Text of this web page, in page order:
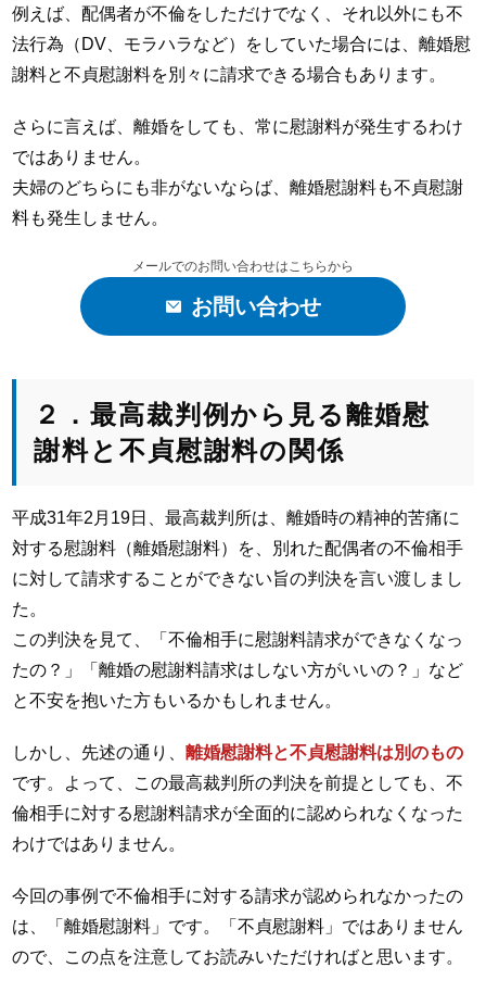
例えば、配偶者が不倫をしただけでなく、それ以外にも不
法行為（DV、モラハラなど）をしていた場合には、離婚慰
謝料と不貞慰謝料を別々に請求できる場合もあります。
さらに言えば、離婚をしても、常に慰謝料が発生するわけ
ではありません。
夫婦のどちらにも非がないならば、離婚慰謝料も不貞慰謝
料も発生しません。
メールでのお問い合わせはこちらから
お問い合わせ
２．最高裁判例から見る離婚慰
謝料と不貞慰謝料の関係
平成31年2月19日、最高裁判所は、離婚時の精神的苦痛に
対する慰謝料（離婚慰謝料）を、別れた配偶者の不倫相手
に対して請求することができない旨の判決を言い渡しまし
た。
この判決を見て、「不倫相手に慰謝料請求ができなくなっ
たの？」「離婚の慰謝料請求はしない方がいいの？」など
と不安を抱いた方もいるかもしれません。
しかし、先述の通り、離婚慰謝料と不貞慰謝料は別のもの
です。よって、この最高裁判所の判決を前提としても、不
倫相手に対する慰謝料請求が全面的に認められなくなった
わけではありません。
今回の事例で不倫相手に対する請求が認められなかったの
は、「離婚慰謝料」です。「不貞慰謝料」ではありません
ので、この点を注意してお読みいただければと思います。